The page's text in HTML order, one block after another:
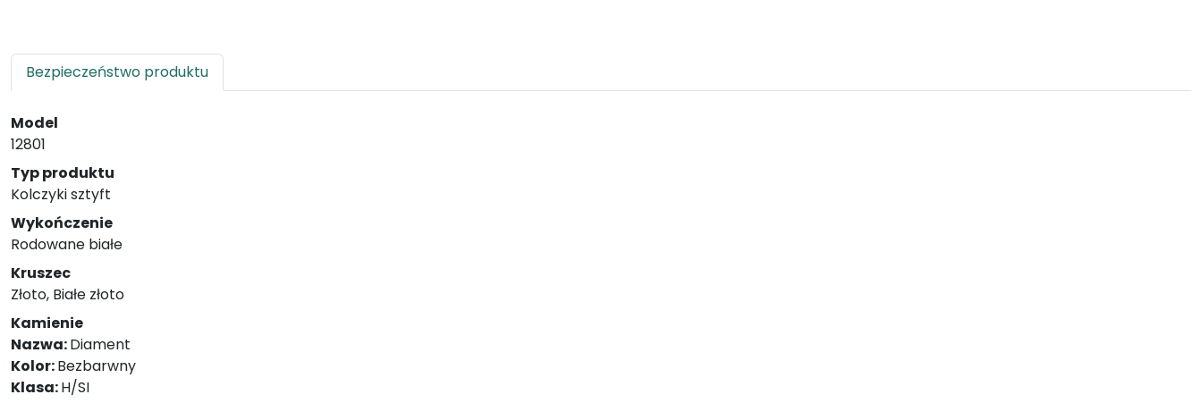
Bezpieczeństwo produktu
Model
12801
Typ produktu
Kolczyki sztyft
Wykończenie
Rodowane białe
Kruszec
Złoto, Białe złoto
Kamienie
Nazwa:Diament
Kolor:Bezbarwny
Klasa:H/SI